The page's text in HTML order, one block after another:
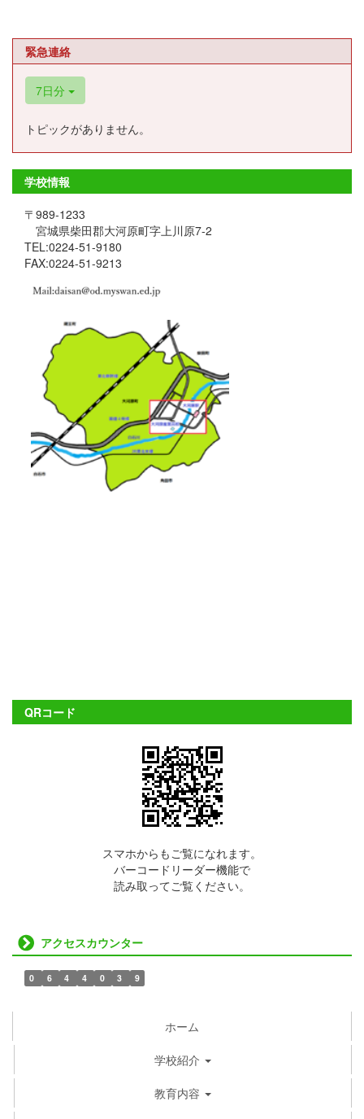
緊急連絡
7日分
トピックがありません。
学校情報
〒989-1233
宮城県柴田郡大河原町字上川原7-2
TEL:0224-51-9180
FAX:0224-51-9213
QRコード
スマホからもご覧になれます。
バーコードリーダー機能で
読み取ってご覧ください。
アクセスカウンター
0 6 4 4 0 3 9
ホーム
学校紹介
教育内容